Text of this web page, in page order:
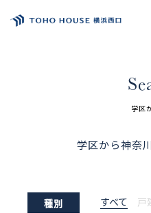
会員フォーム
会社案内
学区
学区から神奈
種別 すべて 戸